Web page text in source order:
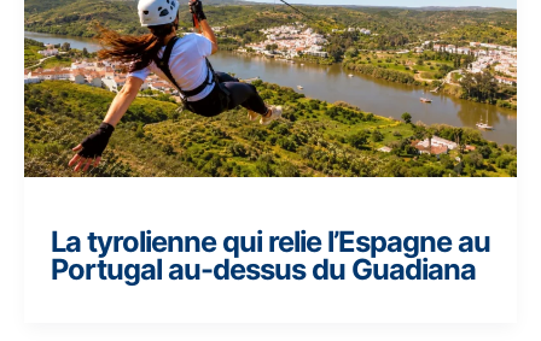
La tyrolienne qui relie l’Espagne au
Portugal au-dessus du Guadiana